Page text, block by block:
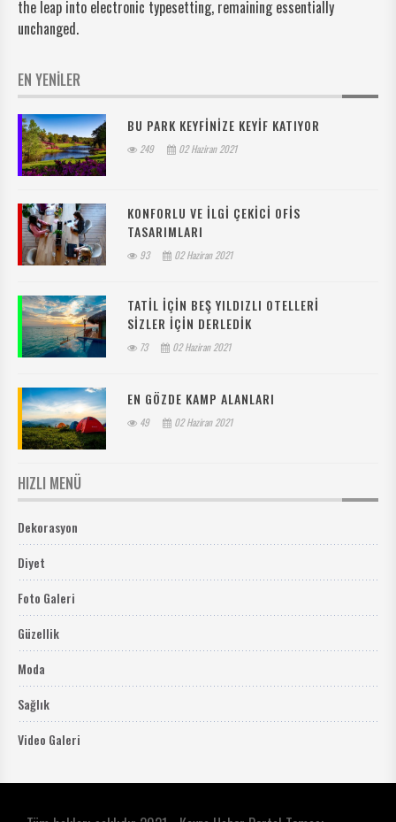
the leap into electronic typesetting, remaining essentially
unchanged.
EN YENİLER
BU PARK KEYFINIZE KEYIF KATIYOR
249 02 Haziran 2021
KONFORLU VE ILGI ÇEKICI OFIS
TASARIMLARI
93 02 Haziran 2021
TATIL IÇIN BEŞ YILDIZLI OTELLERI
SIZLER IÇIN DERLEDIK
73 02 Haziran 2021
EN GÖZDE KAMP ALANLARI
49 02 Haziran 2021
HIZLI MENÜ
Dekorasyon
Diyet
Foto Galeri
Güzellik
Moda
Sağlık
Video Galeri